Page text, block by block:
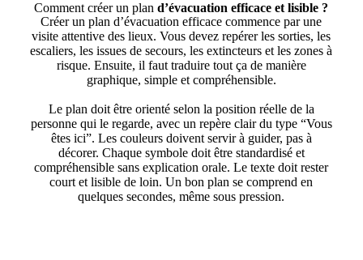
Comment créer un pland’évacuation efficace et lisible ?
Créer un plan d’évacuation efficace commence par une
visite attentive des lieux. Vous devez repérer les sorties, les
escaliers, les issues de secours, les extincteurs et les zones à
risque. Ensuite, il faut traduire tout ça de manière
graphique, simple et compréhensible.
Le plan doit être orienté selon la position réelle de la
personne qui le regarde, avec un repère clair du type “Vous
êtes ici”. Les couleurs doivent servir à guider, pas à
décorer. Chaque symbole doit être standardisé et
compréhensible sans explication orale. Le texte doit rester
court et lisible de loin. Un bon plan se comprend en
quelques secondes, même sous pression.